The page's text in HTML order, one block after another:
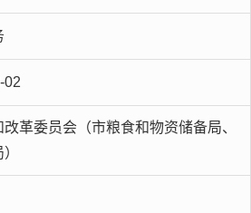
02
革委员会（市粮食和物资储备局、